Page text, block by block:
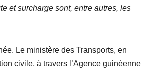
et surcharge sont, entre autres, les
Le ministère des Transports, en
civile, à travers l’Agence guinéenne